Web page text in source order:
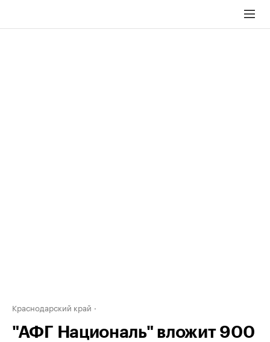
Краснодарский край
"АФГ Националь" вложит 900